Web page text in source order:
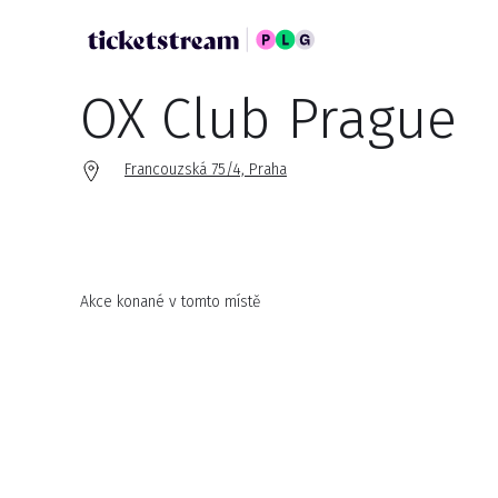
OX Club Prague
Francouzská 75/4, Praha
Akce konané v tomto místě